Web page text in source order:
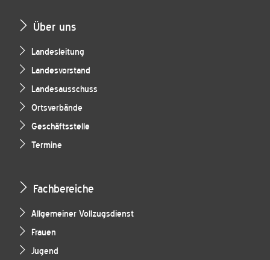
Über uns
Landesleitung
Landesvorstand
Landesausschuss
Ortsverbände
Geschäftsstelle
Termine
Fachbereiche
Allgemeiner Vollzugsdienst
Frauen
Jugend